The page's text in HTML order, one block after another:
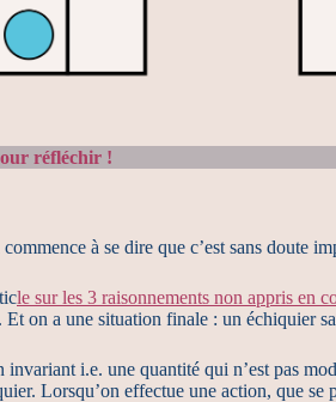
réfléchir !
à se dire que c’est sans doute
le sur les 3 raisonnements non appris en
on a une situation finale : un échiquier
i.e. une quantité qui n’est pas
Lorsqu’on effectue une action, que se